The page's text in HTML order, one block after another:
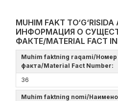
MUHIM FAKT
ИНФОРМАЦИЯ О
ФАКТЕ/MATERIAL FACT
Muhim faktning raqami/Номер
факта/Material Fact Number:
36
Muhim faktning nomi/